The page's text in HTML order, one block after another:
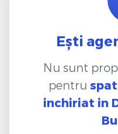
Ești
Nu sunt
pentru
inchiriat in